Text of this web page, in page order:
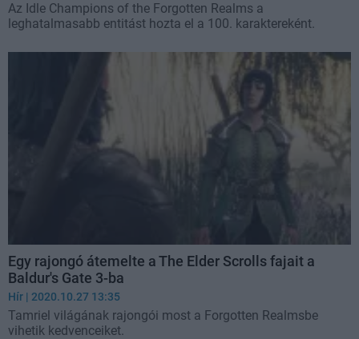
Az Idle Champions of the Forgotten Realms a
leghatalmasabb entitást hozta el a 100. karaktereként.
Egy rajongó átemelte a The Elder Scrolls fajait a
Baldur's Gate 3-ba
Hír | 2020.10.27 13:35
Tamriel világának rajongói most a Forgotten Realmsbe
vihetik kedvenceiket.